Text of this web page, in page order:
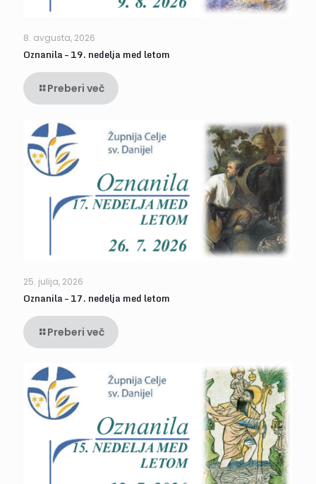
8. avgusta, 2026
Oznanila – 19. nedelja med letom
Preberi več
25. julija, 2026
Oznanila – 17. nedelja med letom
Preberi več